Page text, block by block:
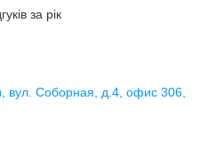
за рік
вул. Соборная, д.4, офис 306,